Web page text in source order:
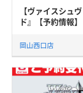
【ヴァイスシュ
ド』【予約情報】
岡山西口店